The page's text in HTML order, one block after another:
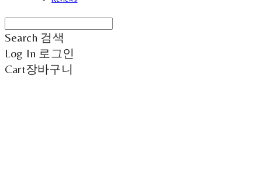
Search 검색
Log In 로그인
Cart장바구니